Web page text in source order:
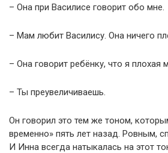
– Она при Василисе говорит обо мне.
– Мам любит Василису. Она ничего
– Она говорит ребёнку, что я плохая
– Ты преувеличиваешь.
Он говорил это тем же тоном,
временно» пять лет назад. Ровным,
И Инна всегда натыкалась на этот